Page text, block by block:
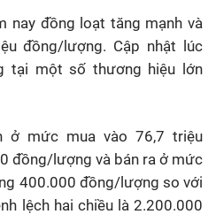
nay đồng loạt tăng mạnh và
đồng/lượng. Cập nhật lúc
tại một số thương hiệu lớn
ở mức mua vào 76,7 triệu
đồng/lượng và bán ra ở mức
400.000 đồng/lượng so với
lệch hai chiều là 2.200.000